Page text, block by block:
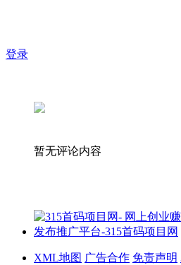
登录
暂无评论内容
XML地图 广告合作 免责声明